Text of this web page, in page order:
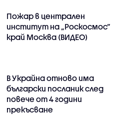
Пожар в централен
институт на „Роскосмос“
край Москва (ВИДЕО)
В Украйна отново има
български посланик след
повече от 4 години
прекъсване